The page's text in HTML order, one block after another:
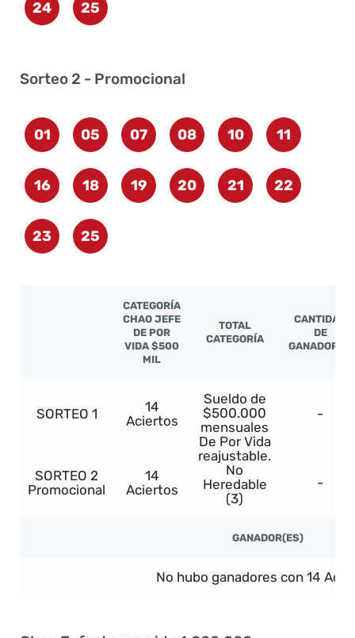
24 25
Sorteo 2 - Promocional
01 05 07 08 10 11
16 18 19 20 21 22
23 25
CATEGORÍA
CHAO JEFE
DE POR
VIDA $500
MIL
TOTAL
CATEGORÍA
CANTIDAD
DE
GANADORES
SORTEO 1
14
Aciertos
Sueldo de
$500.000
mensuales
De Por Vida
reajustable.
No
Heredable
(3)
-
SORTEO 2
Promocional
14
Aciertos
-
GANADOR(ES)
No hubo ganadores con 14